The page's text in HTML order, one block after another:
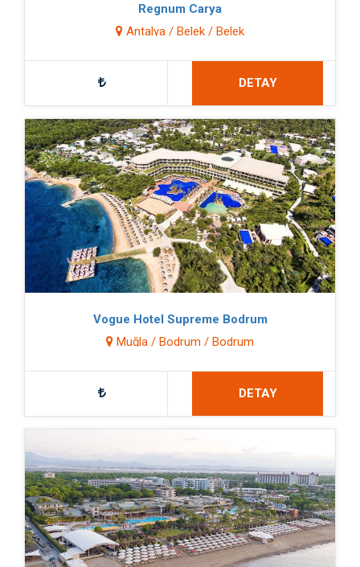
Regnum Carya
Antalya / Belek / Belek
DETAY
Vogue Hotel Supreme Bodrum
Muğla / Bodrum / Bodrum
DETAY